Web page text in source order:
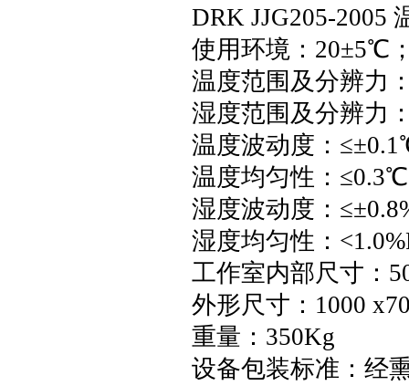
DRK JJG205-2005
使用环境：20±5℃
温度范围及分辨力
湿度范围及分辨力
温度波动度：
温度均匀性：
湿度波动度：
湿度均匀性：
工作室内部尺寸：
外形尺寸：1000
重量：350Kg
设备包装标准：经